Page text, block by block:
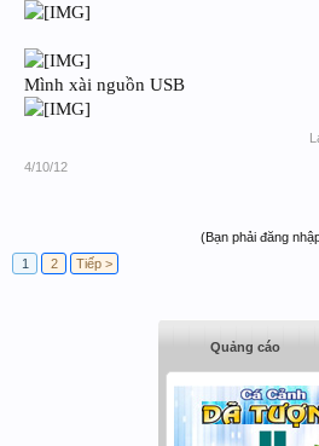
Mình xài nguồn USB
4/10/12
(Bạn phải đăng
1
2 Tiếp >
Quảng cáo